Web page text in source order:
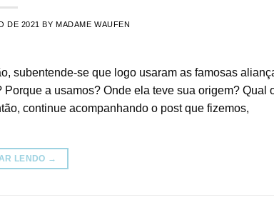
DE 2021 BYMADAME WAUFEN
subentende-se que logo usaram as famosas
a usamos? Onde ela teve sua origem? Qual
continue acompanhando o post que fizemos,
LENDO →